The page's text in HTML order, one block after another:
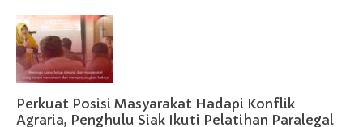
Perkuat Posisi Masyarakat Hadapi Konflik
Agraria, Penghulu Siak Ikuti Pelatihan Paralegal